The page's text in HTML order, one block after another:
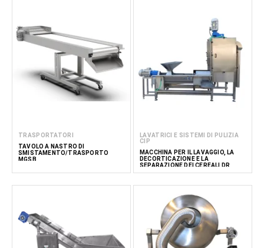
TRASPORTATORI
TAVOLO A NASTRO DI
SMISTAMENTO/TRASPORTO
MGSB
LAVATRICI E SISTEMI DI PULIZIA
CIP
MACCHINA PER IL LAVAGGIO, LA
DECORTICAZIONE E LA
SEPARAZIONE DEI CEREALI DR